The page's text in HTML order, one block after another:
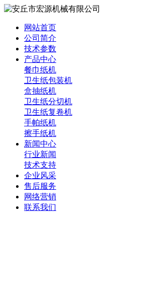
网站首页
公司简介
技术参数
产品中心
餐巾纸机
卫生纸包装机
盒抽纸机
卫生纸分切机
卫生纸复卷机
手帕纸机
擦手纸机
新闻中心
行业新闻
技术支持
企业风采
售后服务
网络营销
联系我们